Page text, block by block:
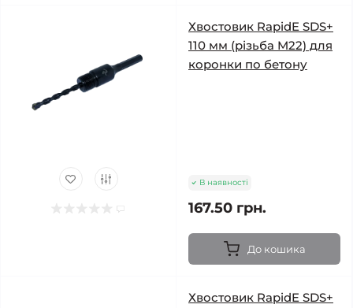
Хвостовик RapidE SDS+
110 мм (різьба M22) для
коронки по бетону
В наявності
167.50 грн.
До кошика
Хвостовик RapidE SDS+